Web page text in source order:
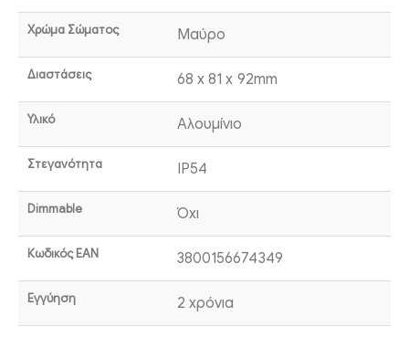
Χρώμα Σώματος Μαύρο
Διαστάσεις 68 x 81 x 92mm
Υλικό Αλουμίνιο
Στεγανότητα IP54
Dimmable Όχι
Κωδικός EAN 3800156674349
Εγγύηση 2 χρόνια